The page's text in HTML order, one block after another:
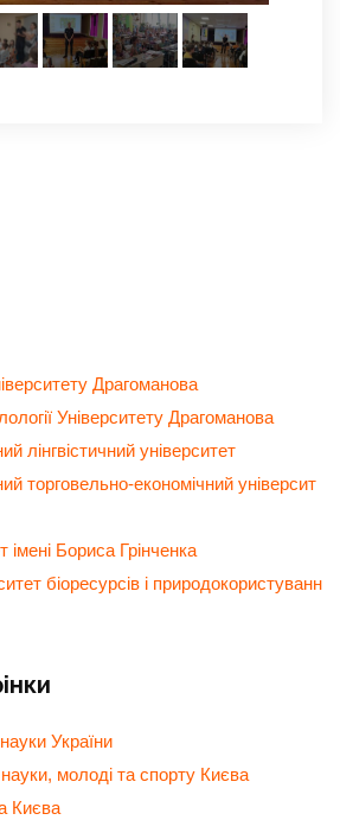
Драгоманова
Університету Драгоманова
лінгвістичний університет
торговельно-економічний університ
імені Бориса Грінченка
біоресурсів і природокористуванн
науки України
молоді та спорту Києва
Києва